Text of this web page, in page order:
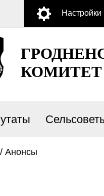
Настройки
КОМИТЕТ
/ Анонсы